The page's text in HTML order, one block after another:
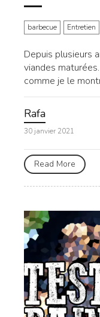
barbecue Entretien
Depuis plusieurs
viandes
comme je le
Rafa
30 janvier 2021
Read More